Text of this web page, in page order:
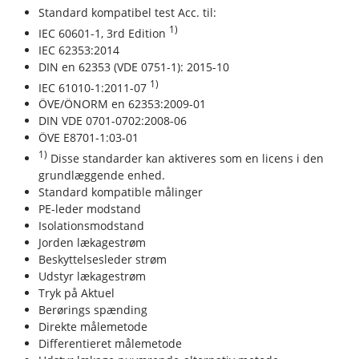
Standard kompatibel test Acc. til:
IEC 60601-1, 3rd Edition 1)
IEC 62353:2014
DIN en 62353 (VDE 0751-1): 2015-10
IEC 61010-1:2011-07 1)
ÖVE/ÖNORM en 62353:2009-01
DIN VDE 0701-0702:2008-06
ÖVE E8701-1:03-01
1) Disse standarder kan aktiveres som en licens i den
grundlæggende enhed.
Standard kompatible målinger
PE-leder modstand
Isolationsmodstand
Jorden lækagestrøm
Beskyttelsesleder strøm
Udstyr lækagestrøm
Tryk på Aktuel
Berørings spænding
Direkte målemetode
Differentieret målemetode